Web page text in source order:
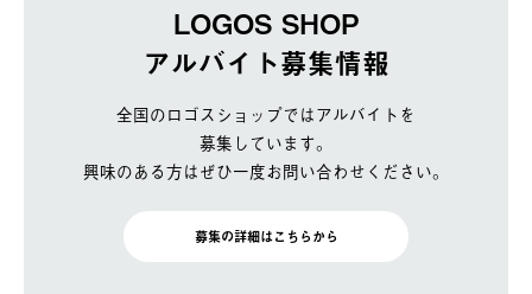
LOGOS SHOP
アルバイト募集情報
全国のロゴスショップではアルバイトを
募集しています。
興味のある方はぜひ一度お問い合わせください。
募集の詳細はこちらから